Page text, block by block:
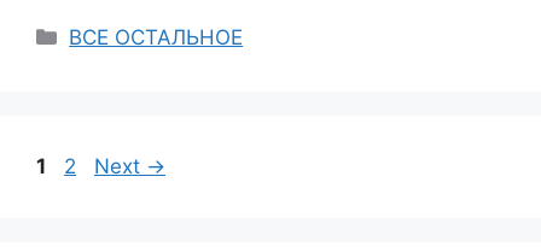
Categories
ВСЕ ОСТАЛЬНОЕ
Page
1 Page
2 Next →